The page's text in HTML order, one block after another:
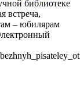
библиотеке
встреча,
– юбилярам